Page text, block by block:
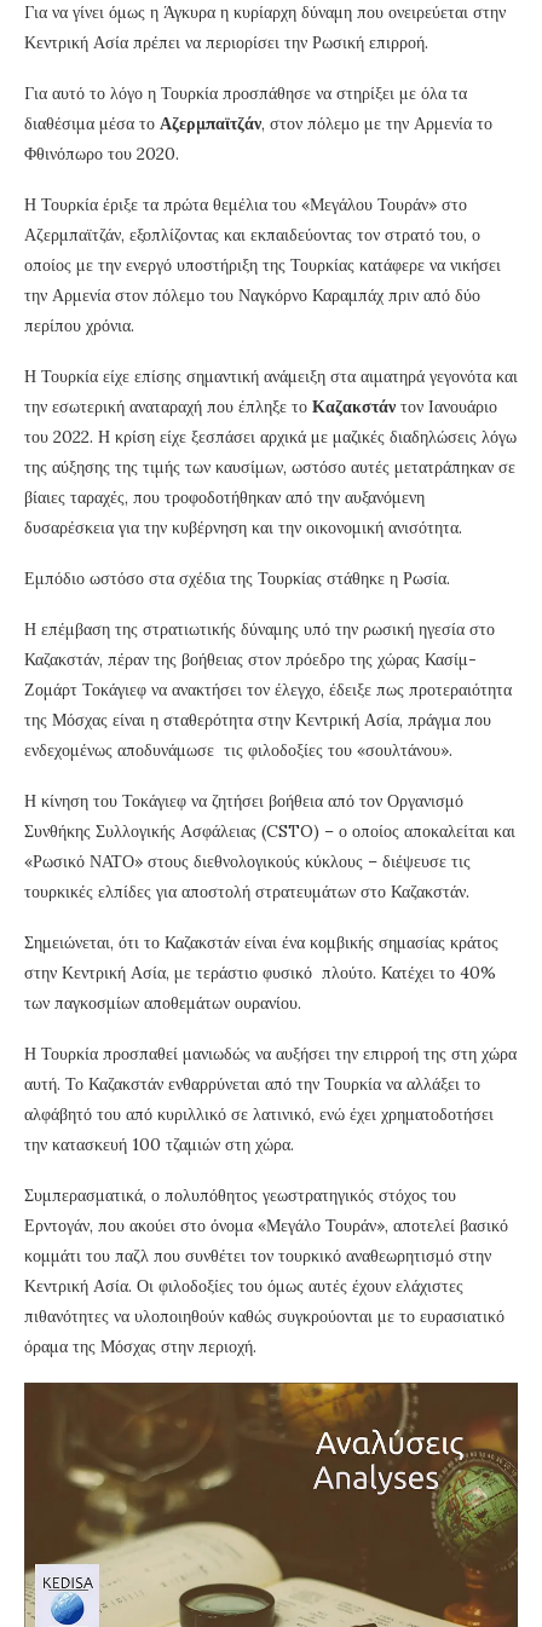
Για να γίνει όμως η Άγκυρα η κυρίαρχη δύναμη που ονειρεύεται στην
Κεντρική Ασία πρέπει να περιορίσει την Ρωσική επιρροή.
Για αυτό το λόγο η Τουρκία προσπάθησε να στηρίξει με όλα τα
διαθέσιμα μέσα το Αζερμπαϊτζάν, στον πόλεμο με την Αρμενία το
Φθινόπωρο του 2020.
Η Τουρκία έριξε τα πρώτα θεμέλια του «Μεγάλου Τουράν» στο
Αζερμπαϊτζάν, εξοπλίζοντας και εκπαιδεύοντας τον στρατό του, ο
οποίος με την ενεργό υποστήριξη της Τουρκίας κατάφερε να νικήσει
την Αρμενία στον πόλεμο του Ναγκόρνο Καραμπάχ πριν από δύο
περίπου χρόνια.
Η Τουρκία είχε επίσης σημαντική ανάμειξη στα αιματηρά γεγονότα και
την εσωτερική αναταραχή που έπληξε το Καζακστάν τον Ιανουάριο
του 2022. Η κρίση είχε ξεσπάσει αρχικά με μαζικές διαδηλώσεις λόγω
της αύξησης της τιμής των καυσίμων, ωστόσο αυτές μετατράπηκαν σε
βίαιες ταραχές, που τροφοδοτήθηκαν από την αυξανόμενη
δυσαρέσκεια για την κυβέρνηση και την οικονομική ανισότητα.
Εμπόδιο ωστόσο στα σχέδια της Τουρκίας στάθηκε η Ρωσία.
Η επέμβαση της στρατιωτικής δύναμης υπό την ρωσική ηγεσία στο
Καζακστάν, πέραν της βοήθειας στον πρόεδρο της χώρας Κασίμ-
Ζομάρτ Τοκάγιεφ να ανακτήσει τον έλεγχο, έδειξε πως προτεραιότητα
της Μόσχας είναι η σταθερότητα στην Κεντρική Ασία, πράγμα που
ενδεχομένως αποδυνάμωσε τις φιλοδοξίες του «σουλτάνου».
Η κίνηση του Τοκάγιεφ να ζητήσει βοήθεια από τον Οργανισμό
Συνθήκης Συλλογικής Ασφάλειας (CSTO) – ο οποίος αποκαλείται και
«Ρωσικό ΝΑΤΟ» στους διεθνολογικούς κύκλους – διέψευσε τις
τουρκικές ελπίδες για αποστολή στρατευμάτων στο Καζακστάν.
Σημειώνεται, ότι το Καζακστάν είναι ένα κομβικής σημασίας κράτος
στην Κεντρική Ασία, με τεράστιο φυσικό πλούτο. Κατέχει το 40%
των παγκοσμίων αποθεμάτων ουρανίου.
Η Τουρκία προσπαθεί μανιωδώς να αυξήσει την επιρροή της στη χώρα
αυτή. Το Καζακστάν ενθαρρύνεται από την Τουρκία να αλλάξει το
αλφάβητό του από κυριλλικό σε λατινικό, ενώ έχει χρηματοδοτήσει
την κατασκευή 100 τζαμιών στη χώρα.
Συμπερασματικά, ο πολυπόθητος γεωστρατηγικός στόχος του
Ερντογάν, που ακούει στο όνομα «Μεγάλο Τουράν», αποτελεί βασικό
κομμάτι του παζλ που συνθέτει τον τουρκικό αναθεωρητισμό στην
Κεντρική Ασία. Οι φιλοδοξίες του όμως αυτές έχουν ελάχιστες
πιθανότητες να υλοποιηθούν καθώς συγκρούονται με το ευρασιατικό
όραμα της Μόσχας στην περιοχή.